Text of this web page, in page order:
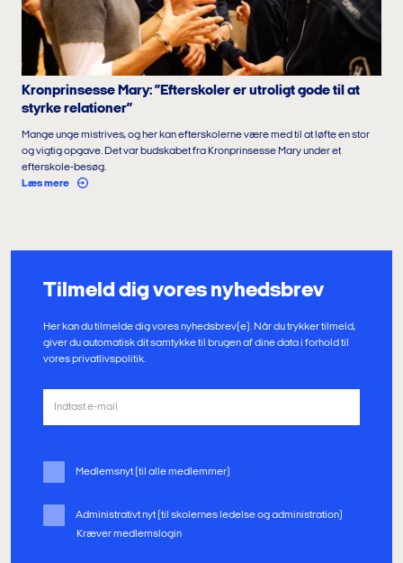
Kronprinsesse Mary: ”Efterskoler er utroligt gode til at
styrke relationer”
Mange unge mistrives, og her kan efterskolerne være med til at løfte en stor
og vigtig opgave. Det var budskabet fra Kronprinsesse Mary under et
efterskole-besøg.
Læs mere
Tilmeld dig vores nyhedsbrev
Her kan du tilmelde dig vores nyhedsbrev(e). Når du trykker tilmeld,
giver du automatisk dit samtykke til brugen af dine data i forhold til
vores privatlivspolitik.
Medlemsnyt (til alle medlemmer)
Administrativt nyt (til skolernes ledelse og administration)
Kræver medlemslogin